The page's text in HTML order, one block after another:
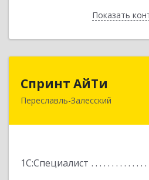
ПоказатьНазад
Спринт АйТи
Переславль-Залесский
1С:Специалист
152025,